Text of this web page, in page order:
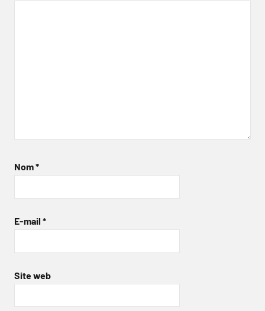
Nom*
E-mail *
Site web